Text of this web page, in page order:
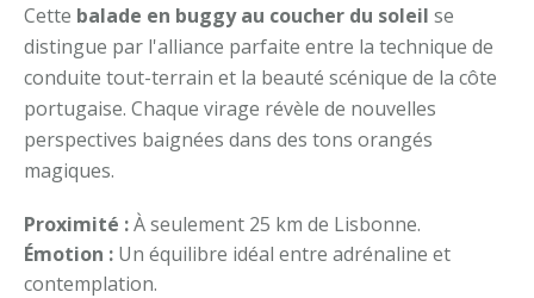
Cette balade en buggy au coucher du soleil se
distingue par l'alliance parfaite entre la technique de
conduite tout-terrain et la beauté scénique de la côte
portugaise. Chaque virage révèle de nouvelles
perspectives baignées dans des tons orangés
magiques.
Proximité :À seulement 25 km de Lisbonne.
Émotion : Un équilibre idéal entre adrénaline et
contemplation.